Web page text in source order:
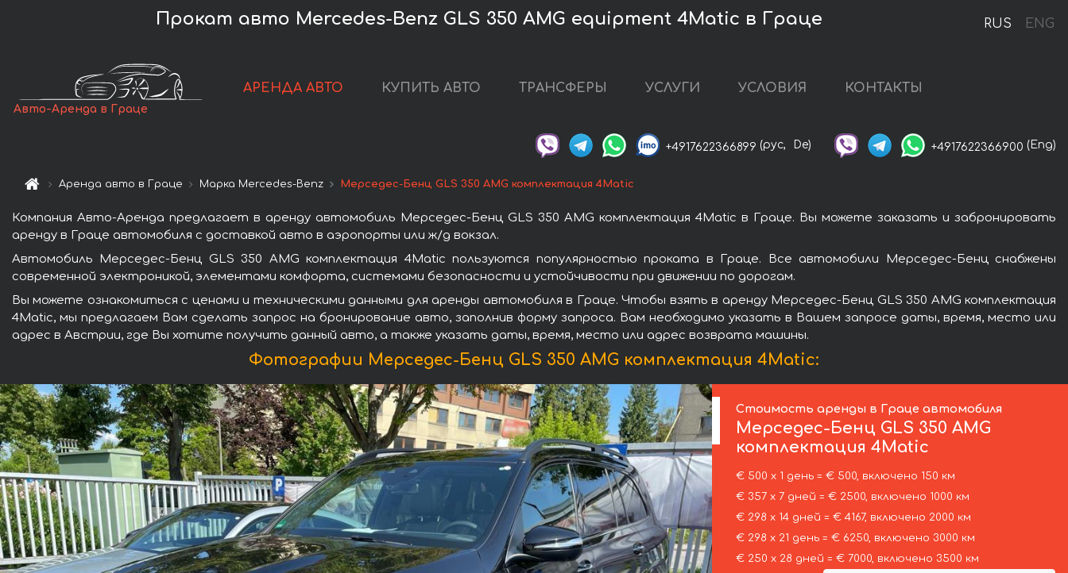
RUS ENG
Прокат авто Mercedes-Benz GLS 350 AMG equipment 4Matic в Граце
Авто-Аренда в Граце
АРЕНДА АВТО КУПИТЬ АВТО ТРАНСФЕРЫ УСЛУГИ УСЛОВИЯ КОНТАКТЫ
+4917622366899 (рус, De) +4917622366900 (Eng)
Аренда авто в Граце Марка Mercedes-Benz Мерседес-Бенц GLS 350 AMG комплектация 4Matic
Компания Авто-Аренда предлагает в аренду автомобиль Мерседес-Бенц GLS 350 AMG комплектация 4Matic в Граце. Вы можете заказать и забронировать
аренду в Граце автомобиля с доставкой авто в аэропорты или ж/д вокзал.
Автомобиль Мерседес-Бенц GLS 350 AMG комплектация 4Matic пользуются популярностью проката в Граце. Все автомобили Мерседес-Бенц снабжены
современной электроникой, элементами комфорта, системами безопасности и устойчивости при движении по дорогам.
Вы можете ознакомиться с ценами и техническими данными для аренды автомобиля в Граце. Чтобы взять в аренду Мерседес-Бенц GLS 350 AMG комплектация
4Matic, мы предлагаем Вам сделать запрос на бронирование авто, заполнив форму запроса. Вам необходимо указать в Вашем запросе даты, время, место или
адрес в Австрии, где Вы хотите получить данный авто, а также указать даты, время, место или адрес возврата машины.
Фотографии Мерседес-Бенц GLS 350 AMG комплектация 4Matic:
Стоимость аренды в Граце автомобиля
Мерседес-Бенц GLS 350 AMG
комплектация 4Matic
€ 500 х 1 день = € 500, включено 150 км
€ 357 х 7 дней = € 2500, включено 1000 км
€ 298 х 14 дней = € 4167, включено 2000 км
€ 298 х 21 день = € 6250, включено 3000 км
€ 250 х 28 дней = € 7000, включено 3500 км